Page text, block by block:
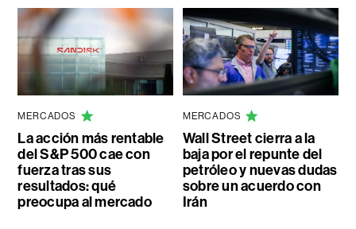
MERCADOS
La acción más rentable
del S&P 500 cae con
fuerza tras sus
resultados: qué
preocupa al mercado
MERCADOS
Wall Street cierra a la
baja por el repunte del
petróleo y nuevas dudas
sobre un acuerdo con
Irán